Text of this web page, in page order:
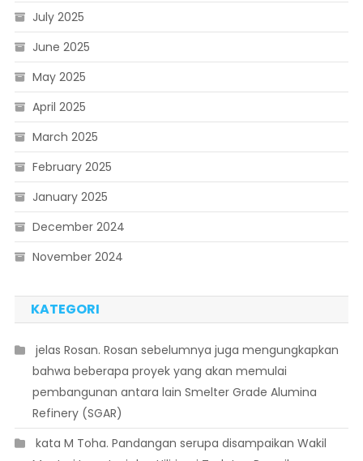
July 2025
June 2025
May 2025
April 2025
March 2025
February 2025
January 2025
December 2024
November 2024
KATEGORI
 jelas Rosan. Rosan sebelumnya juga mengungkapkan
bahwa beberapa proyek yang akan memulai
pembangunan antara lain Smelter Grade Alumina
Refinery (SGAR)
 kata M Toha. Pandangan serupa disampaikan Wakil